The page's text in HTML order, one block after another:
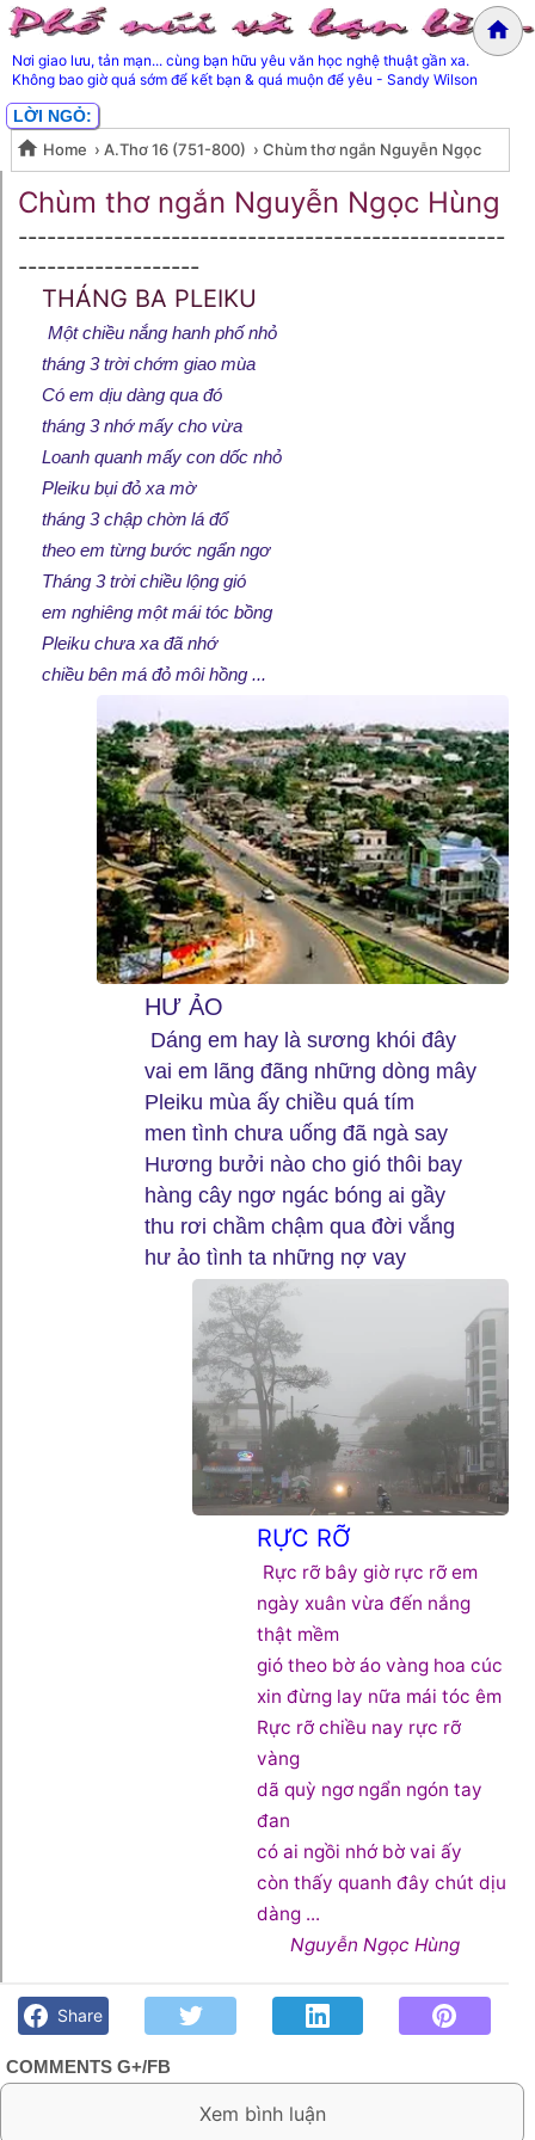
Nơi giao lưu, tản mạn... cùng bạn hữu yêu văn học nghệ thuật gần xa.
Không bao giờ quá sớm để kết bạn & quá muộn để yêu - Sandy Wilson
LỜI NGỎ:
Home › A.Thơ 16 (751-800) › Chùm thơ ngắn Nguyễn Ngọc
Hùng
Chùm thơ ngắn Nguyễn Ngọc
Hùng
Chùm thơ ngắn Nguyễn Ngọc Hùng
---------------------------------------------------
-------------------
THÁNG BA PLEIKU
Một chiều nắng hanh phố nhỏ
tháng 3 trời chớm giao mùa
Có em dịu dàng qua đó
tháng 3 nhớ mấy cho vừa
Loanh quanh mấy con dốc nhỏ
Pleiku bụi đỏ xa mờ
tháng 3 chập chờn lá đổ
theo em từng bước ngẩn ngơ
Tháng 3 trời chiều lộng gió
em nghiêng một mái tóc bồng
Pleiku chưa xa đã nhớ
chiều bên má đỏ môi hồng ...
HƯ ẢO
Dáng em hay là sương khói đây
vai em lãng đãng những dòng mây
Pleiku mùa ấy chiều quá tím
men tình chưa uống đã ngà say
Hương bưởi nào cho gió thôi bay
hàng cây ngơ ngác bóng ai gầy
thu rơi chầm chậm qua đời vắng
hư ảo tình ta những nợ vay
RỰC RỠ
Rực rỡ bây giờ rực rỡ em
ngày xuân vừa đến nắng
thật mềm
gió theo bờ áo vàng hoa cúc
xin đừng lay nữa mái tóc êm
Rực rỡ chiều nay rực rỡ
vàng
dã quỳ ngơ ngẩn ngón tay
đan
có ai ngồi nhớ bờ vai ấy
còn thấy quanh đây chút dịu
dàng ...
Nguyễn Ngọc Hùng
bạn bè. Chút gì để nhớ!
Share
COMMENTS G+/FB